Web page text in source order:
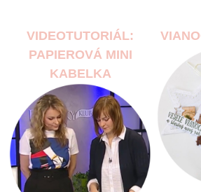
VIDEOTUTORIÁL:
PAPIEROVÁ MINI
KABELKA